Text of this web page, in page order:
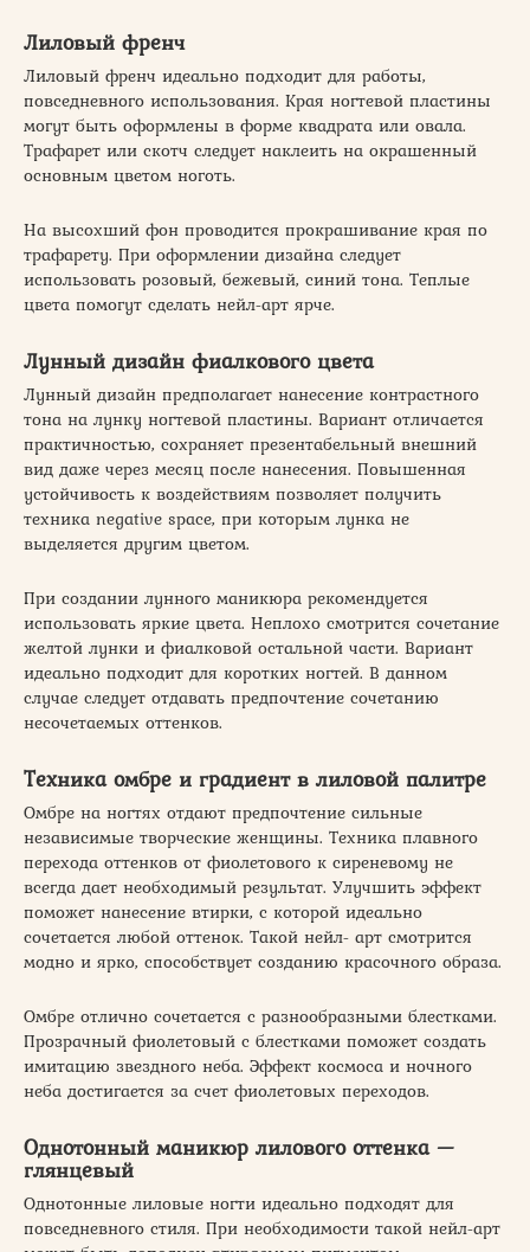
Лиловый френч
Лиловый френч идеально подходит для работы,
повседневного использования. Края ногтевой пластины
могут быть оформлены в форме квадрата или овала.
Трафарет или скотч следует наклеить на окрашенный
основным цветом ноготь.
На высохший фон проводится прокрашивание края по
трафарету. При оформлении дизайна следует
использовать розовый, бежевый, синий тона. Теплые
цвета помогут сделать нейл-арт ярче.
Лунный дизайн фиалкового цвета
Лунный дизайн предполагает нанесение контрастного
тона на лунку ногтевой пластины. Вариант отличается
практичностью, сохраняет презентабельный внешний
вид даже через месяц после нанесения. Повышенная
устойчивость к воздействиям позволяет получить
техника negative space, при которым лунка не
выделяется другим цветом.
При создании лунного маникюра рекомендуется
использовать яркие цвета. Неплохо смотрится сочетание
желтой лунки и фиалковой остальной части. Вариант
идеально подходит для коротких ногтей. В данном
случае следует отдавать предпочтение сочетанию
несочетаемых оттенков.
Техника омбре и градиент в лиловой палитре
Омбре на ногтях отдают предпочтение сильные
независимые творческие женщины. Техника плавного
перехода оттенков от фиолетового к сиреневому не
всегда дает необходимый результат. Улучшить эффект
поможет нанесение втирки, с которой идеально
сочетается любой оттенок. Такой нейл- арт смотрится
модно и ярко, способствует созданию красочного образа.
Омбре отлично сочетается с разнообразными блестками.
Прозрачный фиолетовый с блестками поможет создать
имитацию звездного неба. Эффект космоса и ночного
неба достигается за счет фиолетовых переходов.
Однотонный маникюр лилового оттенка —
глянцевый
Однотонные лиловые ногти идеально подходят для
повседневного стиля. При необходимости такой нейл-арт